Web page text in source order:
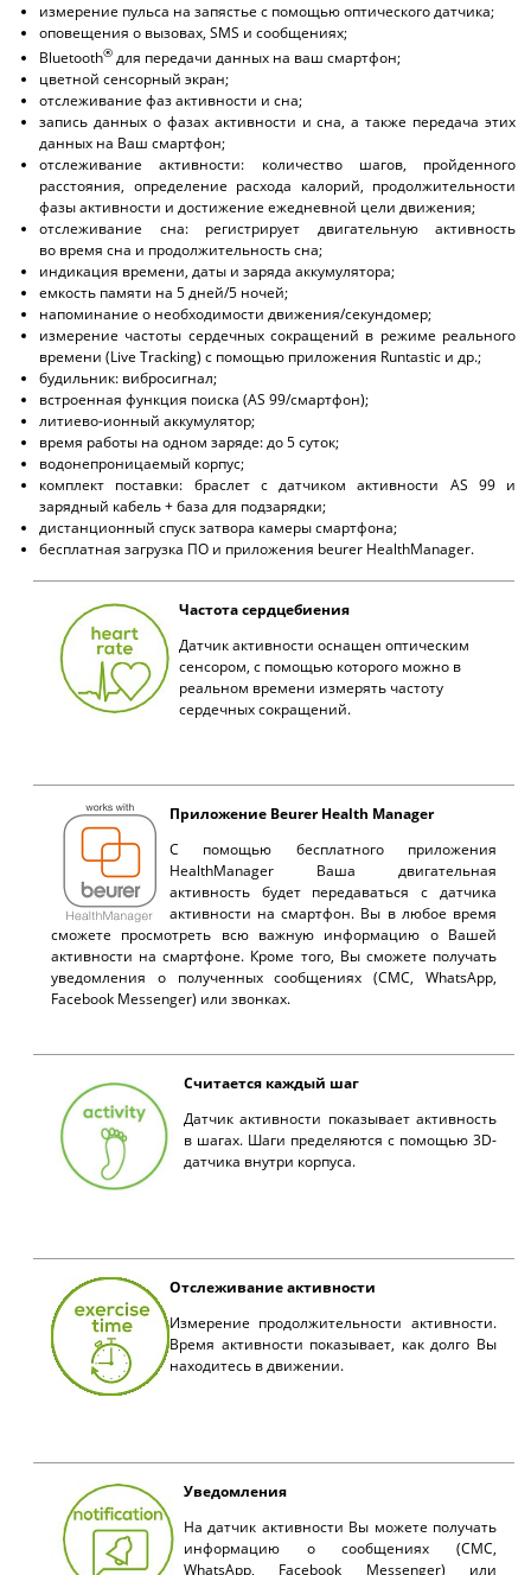
измерение пульса на запястье с помощью оптического датчика;
оповещения о вызовах, SMS и сообщениях;
Bluetooth® для передачи данных на ваш смартфон;
цветной сенсорный экран;
отслеживание фаз активности и сна;
запись данных о фазах активности и сна, а также передача этих
данных на Ваш смартфон;
отслеживание активности: количество шагов, пройденного
расстояния, определение расхода калорий, продолжительности
фазы активности и достижение ежедневной цели движения;
отслеживание сна: регистрирует двигательную активность
во время сна и продолжительность сна;
индикация времени, даты и заряда аккумулятора;
емкость памяти на 5 дней/5 ночей;
напоминание о необходимости движения/секундомер;
измерение частоты сердечных сокращений в режиме реального
времени (Live Tracking) с помощью приложения Runtastic и др.;
будильник: вибросигнал;
встроенная функция поиска (AS 99/смартфон);
литиево-ионный аккумулятор;
время работы на одном заряде: до 5 суток;
водонепроницаемый корпус;
комплект поставки: браслет с датчиком активности AS 99 и
зарядный кабель + база для подзарядки;
дистанционный спуск затвора камеры смартфона;
бесплатная загрузка ПО и приложения beurer HealthManager.
Частота сердцебиения
Датчик активности оснащен оптическим
сенсором, с помощью которого можно в
реальном времени измерять частоту
сердечных сокращений.
Приложение Beurer Health Manager
С помощью бесплатного приложения
HealthManager Ваша двигательная
активность будет передаваться с датчика
активности на смартфон. Вы в любое время
сможете просмотреть всю важную информацию о Вашей
активности на смартфоне. Кроме того, Вы сможете получать
уведомления о полученных сообщениях (СМС, WhatsApp,
Facebook Messenger) или звонках.
Считается каждый шаг
Датчик активности показывает активность
в шагах. Шаги пределяются с помощью 3D-
датчика внутри корпуса.
Отслеживание активности
Измерение продолжительности активности.
Время активности показывает, как долго Вы
находитесь в движении.
Уведомления
На датчик активности Вы можете получать
информацию о сообщениях (СМС,
WhatsApp, Facebook Messenger) или